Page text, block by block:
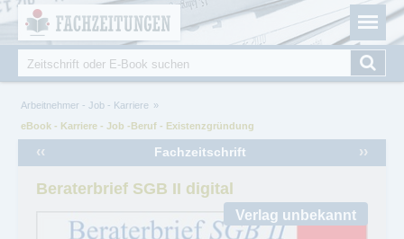
Fachzeitungen.de - Das unabhängige Portal für
Fachmagazine Fachpublikationen & eBooks
Suche
Sie sind hier
Arbeitnehmer - Job - Karriere
eBook - Karriere - Job -Beruf - Existenzgründung
Fachzeitschrift
‹‹ ››
Beraterbrief SGB II digital
Cookie-Einstellungen